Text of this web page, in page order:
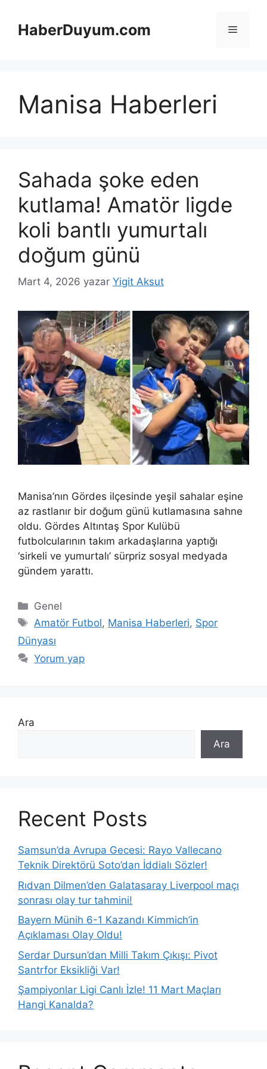
HaberDuyum.com Menü
Manisa Haberleri
Sahada şoke eden
kutlama! Amatör ligde
koli bantlı yumurtalı
doğum günü
Mart 4, 2026 yazar Yigit Aksut
Manisa’nın Gördes ilçesinde yeşil sahalar eşine
az rastlanır bir doğum günü kutlamasına sahne
oldu. Gördes Altıntaş Spor Kulübü
futbolcularının takım arkadaşlarına yaptığı
‘sirkeli ve yumurtalı’ sürpriz sosyal medyada
gündem yarattı.
Kategoriler
Genel
Etiketler
Amatör Futbol, Manisa Haberleri, Spor
Dünyası
Yorum yap
Ara
Ara
Recent Posts
Samsun’da Avrupa Gecesi: Rayo Vallecano
Teknik Direktörü Soto’dan İddialı Sözler!
Rıdvan Dilmen’den Galatasaray Liverpool maçı
sonrası olay tur tahmini!
Bayern Münih 6-1 Kazandı Kimmich’in
Açıklaması Olay Oldu!
Serdar Dursun’dan Milli Takım Çıkışı: Pivot
Santrfor Eksikliği Var!
Şampiyonlar Ligi Canlı İzle! 11 Mart Maçları
Hangi Kanalda?